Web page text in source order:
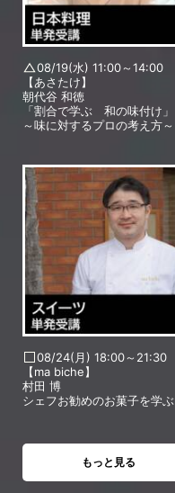
08/19(水) 11:00～14:00
【あさたけ】
朝代谷 和徳
「割合で学ぶ 和の味付け」
～味に対するプロの考え方～
08/24(月) 18:00～21:30
【ma biche】
村田 博
シェフお勧めのお菓子を学ぶ
もっと見る